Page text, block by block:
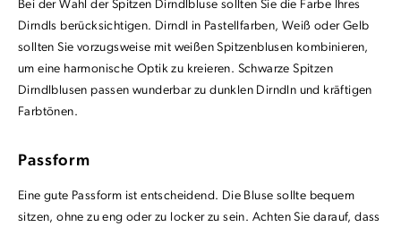
Bei der Wahl der Spitzen Dirndlbluse sollten Sie die Farbe Ihres
Dirndls berücksichtigen. Dirndl in Pastellfarben, Weiß oder Gelb
sollten Sie vorzugsweise mit weißen Spitzenblusen kombinieren,
um eine harmonische Optik zu kreieren. Schwarze Spitzen
Dirndlblusen passen wunderbar zu dunklen Dirndln und kräftigen
Farbtönen.
Passform
Eine gute Passform ist entscheidend. Die Bluse sollte bequem
sitzen, ohne zu eng oder zu locker zu sein. Achten Sie darauf, dass